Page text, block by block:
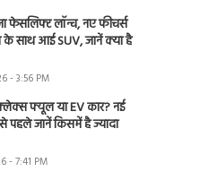
फेसलिफ्ट लॉन्च, नए फीचर्स
के साथ आई SUV, जानें क्या है
- 3:56 PM
फ्यूल या EV कार? नई
पहले जानें किसमें है ज्यादा
- 7:41 PM